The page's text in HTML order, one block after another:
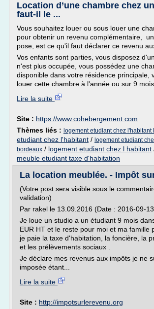
Location d’une chambre chez
faut-il le ...
Vous souhaitez louer ou sous louer une
pour obtenir un revenu complémentaire,
pose, est ce qu'il faut déclarer ce revenu
Vos enfants sont parties, vous disposez
n'est plus occupée, vous possédez une
disponible dans votre résidence principale,
louer cette chambre à l'année ou sur 9 mois
Lire la suite
Site : https://www.cohebergement.com
Thèmes liés : logement etudiant chez l'habitant
etudiant chez l'habitant / logement etudiant
bordeaux / logement etudiant chez l habitant
meuble etudiant taxe d'habitation
La location meublée. - Impôt
(Votre post sera visible sous le
validation)
Par rakel le 13.09.2016 (Date : 2016-09-
Je loue un studio a un étudiant 9 mois
EUR HT et le reste pour moi et ma famille
je paie la taxe d'habitation, la foncière, la
et les prélèvements sociaux .
Je déclare mes revenus aux impôts je ne
imposée étant...
Lire la suite
Site : http://impotsurlerevenu.org